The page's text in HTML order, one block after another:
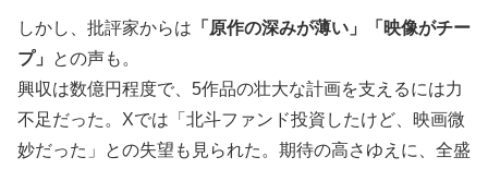
しかし、批評家からは 「原作の深みが薄い」「映像がチー
プ」
との声も。
興収は数億円程度で、5作品の壮大な計画を支えるには力
不足だった。Xでは「北斗ファンド投資したけど、映画微
妙だった」との失望も見られた。期待の高さゆえに、全盛